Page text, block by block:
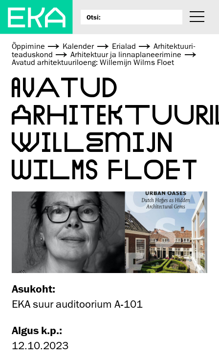
Õppimine Kalender Erialad
Arhitektuuri­
teaduskond
Arhitektuur ja linnaplaneerimine
Avatud arhitektuuriloeng: Willemijn Wilms Floet
AVATUD
WILLEMIJN
WILMS FLOET
Asukoht:
EKA suur auditoorium A-101
Algus k.p.:
12.10.2023